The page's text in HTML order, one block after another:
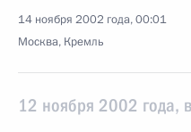
14 ноября 2002 года, 00:01
Москва, Кремль
12 ноября 2002 года,